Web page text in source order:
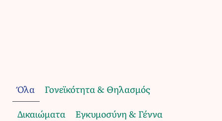
Όλα
Γονεϊκότητα & Θηλασμός
Δικαιώματα
Εγκυμοσύνη & Γέννα